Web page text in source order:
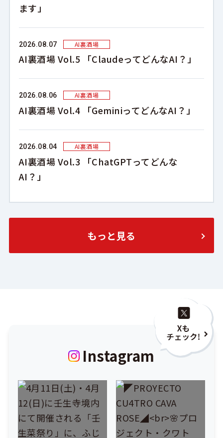
ます」
2026.08.07 AI裏酒場
AI裏酒場 Vol.5 「ClaudeってどんなAI？」
2026.08.06 AI裏酒場
AI裏酒場 Vol.4 「GeminiってどんなAI？」
2026.08.04 AI裏酒場
AI裏酒場 Vol.3 「ChatGPTってどんな
AI？」
もっと見る
Instagram